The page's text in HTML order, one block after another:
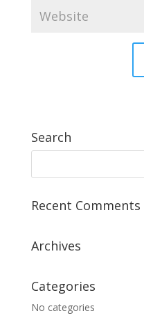
Search
Recent Comments
Archives
Categories
No categories